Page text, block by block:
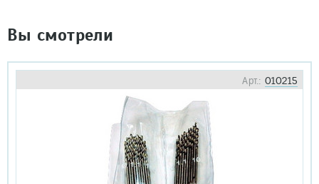
Вы смотрели
Арт.: 010215